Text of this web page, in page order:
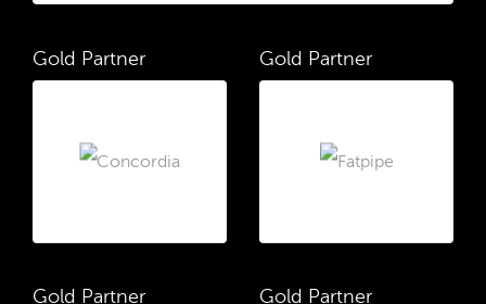
Gold Partner Gold Partner
Gold Partner Gold Partner